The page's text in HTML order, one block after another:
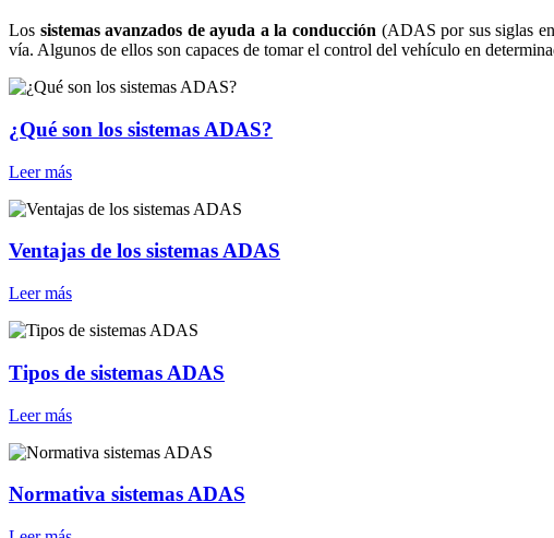
Los sistemas avanzados de ayuda a la conducción (ADAS por sus siglas
vía. Algunos de ellos son capaces de tomar el control del vehículo en
¿Qué son los sistemas ADAS?
Leer más
Ventajas de los sistemas ADAS
Leer más
Tipos de sistemas ADAS
Leer más
Normativa sistemas ADAS